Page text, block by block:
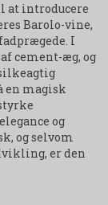
at introducere
Barolo-vine,
I
cement-æg, og
en magisk
og
og selvom
er den